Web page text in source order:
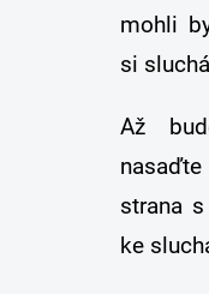
mohli
si
Až
strana
ke